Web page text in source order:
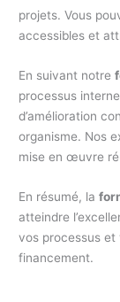
projets. Vous
accessibles et
En suivant notre
processus
d’amélioration
organisme. Nos
mise en œuvre
En résumé, la
atteindre
vos processus et
financement.